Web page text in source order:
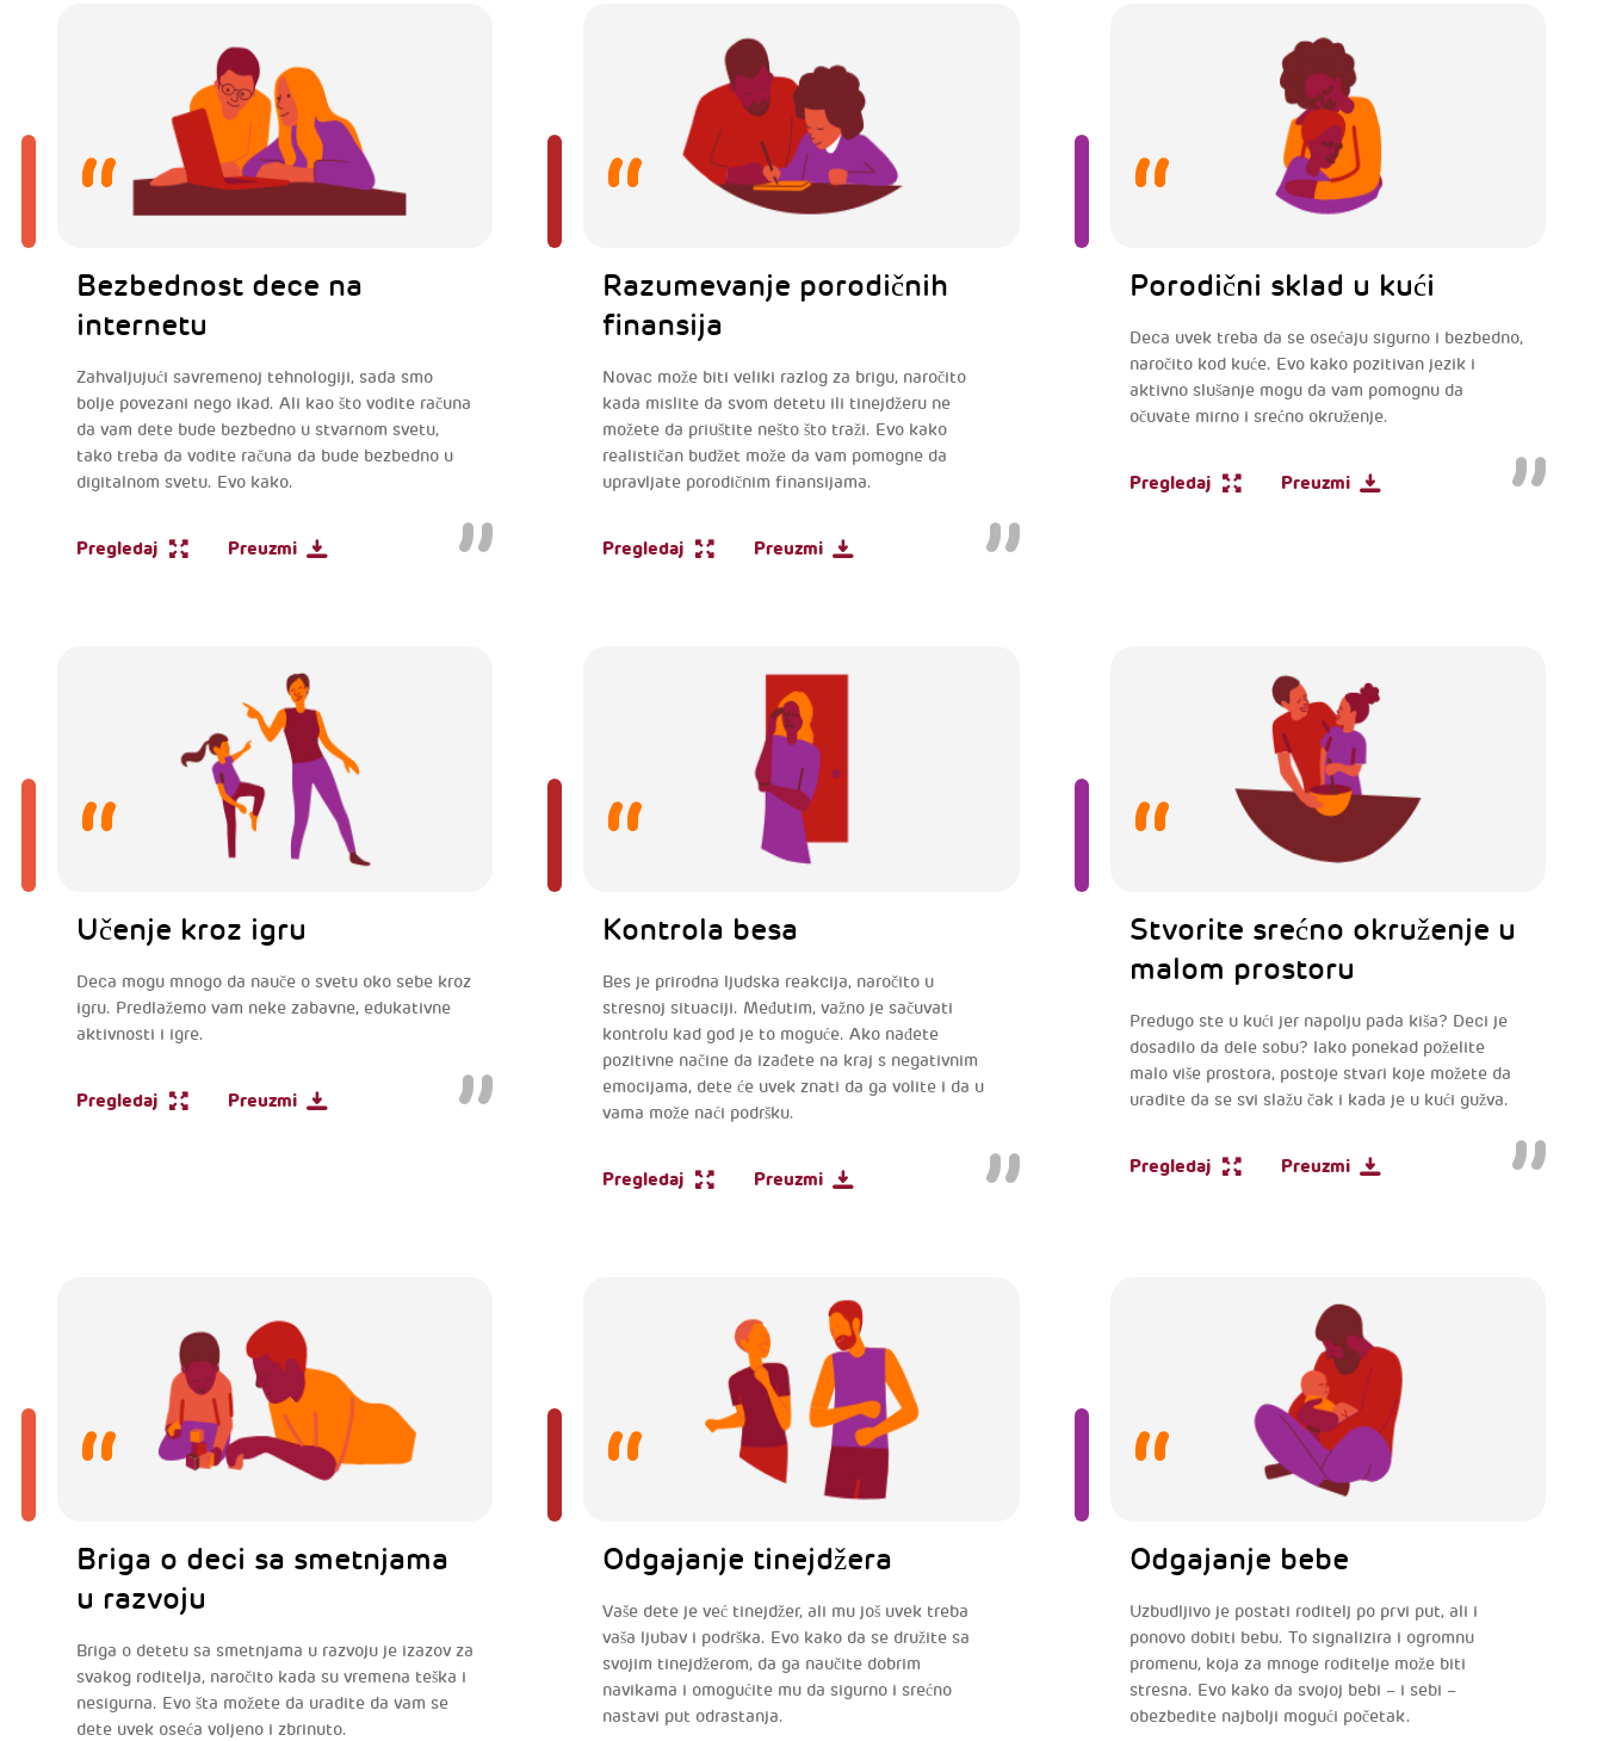
Bezbednost dece na
internetu
Zahvaljujući savremenoj tehnologiji, sada smo
bolje povezani nego ikad. Ali kao što vodite računa
da vam dete bude bezbedno u stvarnom svetu,
tako treba da vodite računa da bude bezbedno u
digitalnom svetu. Evo kako.
Pregledaj Preuzmi
Razumevanje porodičnih
finansija
Novac može biti veliki razlog za brigu, naročito
kada mislite da svom detetu ili tinejdžeru ne
možete da priuštite nešto što traži. Evo kako
realističan budžet može da vam pomogne da
upravljate porodičnim finansijama.
Pregledaj Preuzmi
Porodični sklad u kući
Deca uvek treba da se osećaju sigurno i bezbedno,
naročito kod kuće. Evo kako pozitivan jezik i
aktivno slušanje mogu da vam pomognu da
očuvate mirno i srećno okruženje.
Pregledaj Preuzmi
Učenje kroz igru
Deca mogu mnogo da nauče o svetu oko sebe kroz
igru. Predlažemo vam neke zabavne, edukativne
aktivnosti i igre.
Pregledaj Preuzmi
Kontrola besa
Bes je prirodna ljudska reakcija, naročito u
stresnoj situaciji. Međutim, važno je sačuvati
kontrolu kad god je to moguće. Ako nađete
pozitivne načine da izađete na kraj s negativnim
emocijama, dete će uvek znati da ga volite i da u
vama može naći podršku.
Pregledaj Preuzmi
Stvorite srećno okruženje u
malom prostoru
Predugo ste u kući jer napolju pada kiša? Deci je
dosadilo da dele sobu? Iako ponekad poželite
malo više prostora, postoje stvari koje možete da
uradite da se svi slažu čak i kada je u kući gužva.
Pregledaj Preuzmi
Briga o deci sa smetnjama
u razvoju
Briga o detetu sa smetnjama u razvoju je izazov za
svakog roditelja, naročito kada su vremena teška i
nesigurna. Evo šta možete da uradite da vam se
dete uvek oseća voljeno i zbrinuto.
Odgajanje tinejdžera
Vaše dete je već tinejdžer, ali mu još uvek treba
vaša ljubav i podrška. Evo kako da se družite sa
svojim tinejdžerom, da ga naučite dobrim
navikama i omogućite mu da sigurno i srećno
nastavi put odrastanja.
Odgajanje bebe
Uzbudljivo je postati roditelj po prvi put, ali i
ponovo dobiti bebu. To signalizira i ogromnu
promenu, koja za mnoge roditelje može biti
stresna. Evo kako da svojoj bebi – i sebi –
obezbedite najbolji mogući početak.